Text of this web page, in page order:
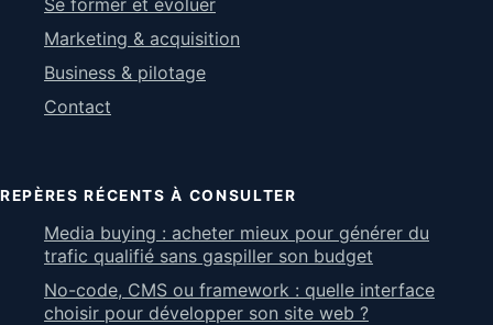
Se former et évoluer
Marketing & acquisition
Business & pilotage
Contact
REPÈRES RÉCENTS À CONSULTER
Media buying : acheter mieux pour générer du
trafic qualifié sans gaspiller son budget
No-code, CMS ou framework : quelle interface
choisir pour développer son site web ?